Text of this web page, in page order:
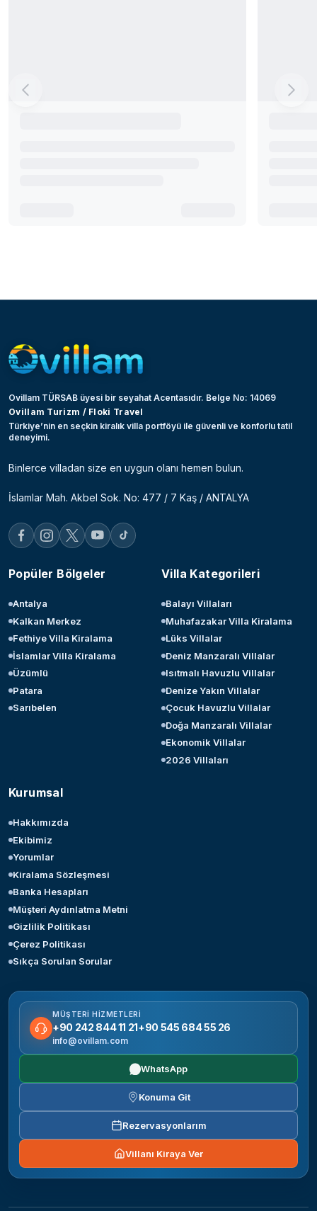
Ovillam TÜRSAB üyesi bir seyahat Acentasıdır. Belge No: 14069
Ovillam Turizm / Floki Travel
Türkiye’nin en seçkin kiralık villa portföyü ile güvenli ve konforlu tatil
deneyimi.
Binlerce villadan size en uygun olanı hemen bulun.
İslamlar Mah. Akbel Sok. No: 477 / 7 Kaş / ANTALYA
Popüler Bölgeler
Antalya
Kalkan Merkez
Fethiye Villa Kiralama
İslamlar Villa Kiralama
Üzümlü
Patara
Sarıbelen
Villa Kategorileri
Balayı Villaları
Muhafazakar Villa Kiralama
Lüks Villalar
Deniz Manzaralı Villalar
Isıtmalı Havuzlu Villalar
Denize Yakın Villalar
Çocuk Havuzlu Villalar
Doğa Manzaralı Villalar
Ekonomik Villalar
2026 Villaları
Kurumsal
Hakkımızda
Ekibimiz
Yorumlar
Kiralama Sözleşmesi
Banka Hesapları
Müşteri Aydınlatma Metni
Gizlilik Politikası
Çerez Politikası
Sıkça Sorulan Sorular
MÜŞTERI HIZMETLERI
+90 242 844 11 21+90 545 684 55 26
info@ovillam.com
WhatsApp
Konuma Git
Rezervasyonlarım
Villanı Kiraya Ver